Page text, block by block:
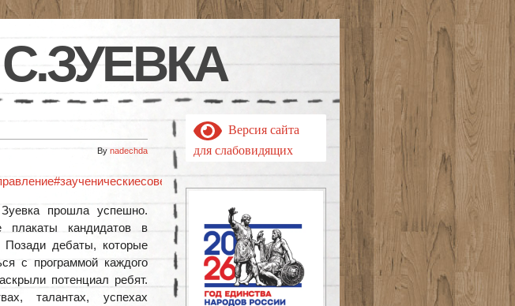
By nadechda
#заученическиесоветы
прошла успешно.
плакаты кандидатов в
Позади дебаты, которые
с программой каждого
потенциал ребят.
талантах, успехах
Версия сайта
для слабовидящих